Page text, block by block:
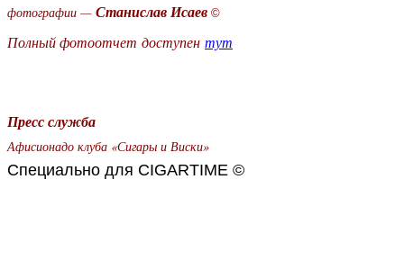
фотографии — Станислав Исаев ©
Полный фотоотчет доступен тут
Пресс служба
Афисионадо клуба «Сигары и Виски»
Специально для CIGARTIME ©